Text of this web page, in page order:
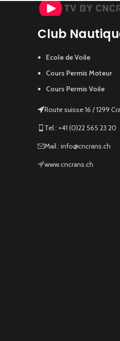
Club
Ecole de Voile
Cours Permis Moteur
Cours Permis Voile
Route suisse 16 / 1299
Tel : +41 (0)22 565 23 20
Mail : info@cncrans.ch
www.cncrans.ch